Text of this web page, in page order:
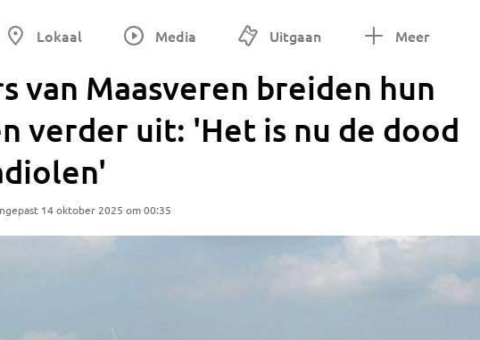
Lokaal Media Uitgaan Meer
van Maasveren breiden hun
verder uit: 'Het is nu de dood
14 oktober 2025 om 00:35